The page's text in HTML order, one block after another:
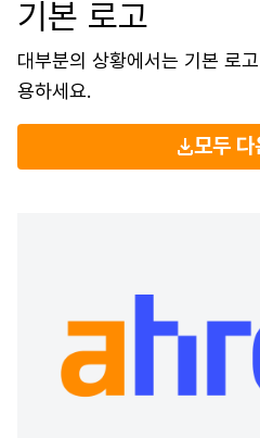
기본 로고
대부분의 상황에서는 기본 로
용하세요.
모두 다